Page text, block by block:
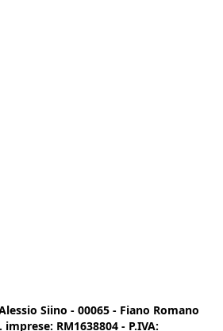
Siino - 00065 - Fiano Romano
imprese: RM1638804 - P.IVA: